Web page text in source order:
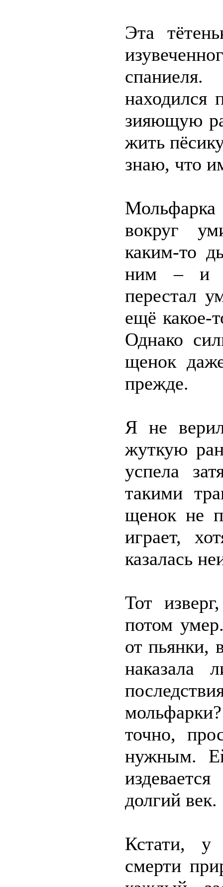
Эта
находился
зияющую
жить
знаю, что
вокруг
каким-то
ним – и
перестал
ещё какое-
Однако
щенок
прежде.
Я не
жуткую
успела
такими
щенок не
играет,
казалась
Тот
потом
от пьянки,
наказала
точно,
нужным.
долгий век.
Кстати, у
смерти